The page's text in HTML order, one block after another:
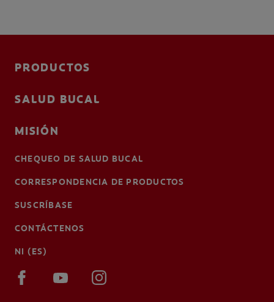
PRODUCTOS
SALUD BUCAL
MISIÓN
CHEQUEO DE SALUD BUCAL
CORRESPONDENCIA DE PRODUCTOS
SUSCRÍBASE
CONTÁCTENOS
NI (ES)